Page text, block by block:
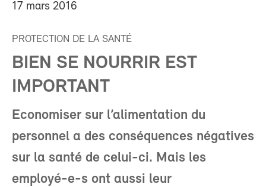
17 mars 2016
PROTECTION DE LA SANTÉ
BIEN SE NOURRIR EST
IMPORTANT
Economiser sur l’alimentation du
personnel a des conséquences négatives
sur la santé de celui-ci. Mais les
employé-e-s ont aussi leur